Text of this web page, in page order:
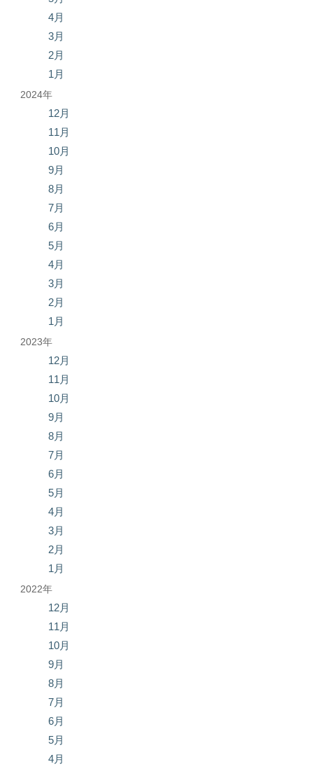
4月
3月
2月
1月
2024年
12月
11月
10月
9月
8月
7月
6月
5月
4月
3月
2月
1月
2023年
12月
11月
10月
9月
8月
7月
6月
5月
4月
3月
2月
1月
2022年
12月
11月
10月
9月
8月
7月
6月
5月
4月